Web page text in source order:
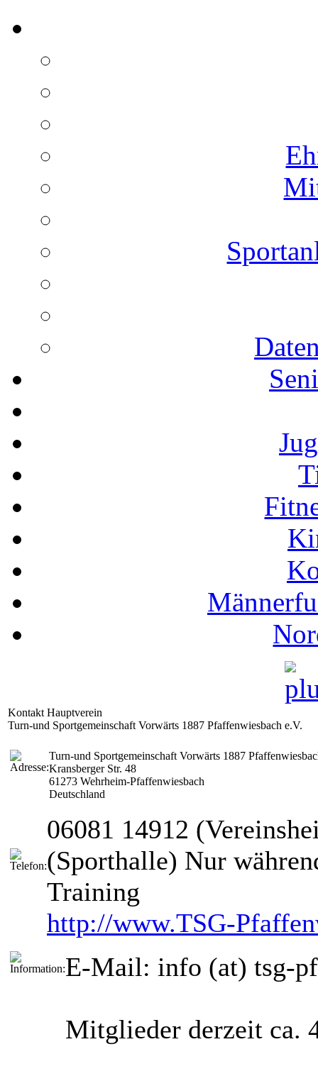
Kontakt Hauptverein
Turn-und Sportgemeinschaft Vorwärts 1887 Pfaffenwiesbach e.V.
Turn-und Sportgemeinschaft Vorwärts 1887
Kransberger Str. 48
61273 Wehrheim-Pfaffenwiesbach
Deutschland
06081 14912
(Sporthalle) Nur
Training
http://www.TSG-
E-Mail: info (at) tsg-
Mitglieder derzeit ca.